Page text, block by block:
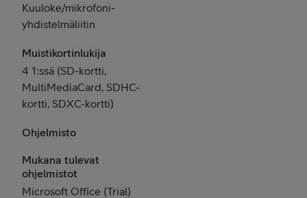
Kuuloke/mikrofoni-
yhdistelmäliitin
Muistikortinlukija
4 1:ssä (SD-kortti,
MultiMediaCard, SDHC-
kortti, SDXC-kortti)
Ohjelmisto
Mukana tulevat
ohjelmistot
Microsoft Office (Trial)